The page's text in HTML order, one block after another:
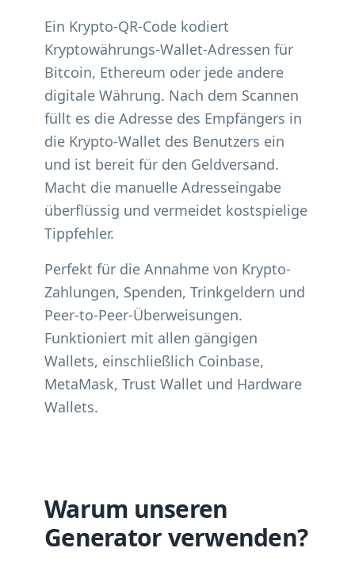
Ein Krypto-QR-Code kodiert
Kryptowährungs-Wallet-Adressen für
Bitcoin, Ethereum oder jede andere
digitale Währung. Nach dem Scannen
füllt es die Adresse des Empfängers in
die Krypto-Wallet des Benutzers ein
und ist bereit für den Geldversand.
Macht die manuelle Adresseingabe
überflüssig und vermeidet kostspielige
Tippfehler.
Perfekt für die Annahme von Krypto-
Zahlungen, Spenden, Trinkgeldern und
Peer-to-Peer-Überweisungen.
Funktioniert mit allen gängigen
Wallets, einschließlich Coinbase,
MetaMask, Trust Wallet und Hardware
Wallets.
Warum unseren
Generator verwenden?